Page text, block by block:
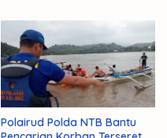
Polairud Polda NTB Bantu